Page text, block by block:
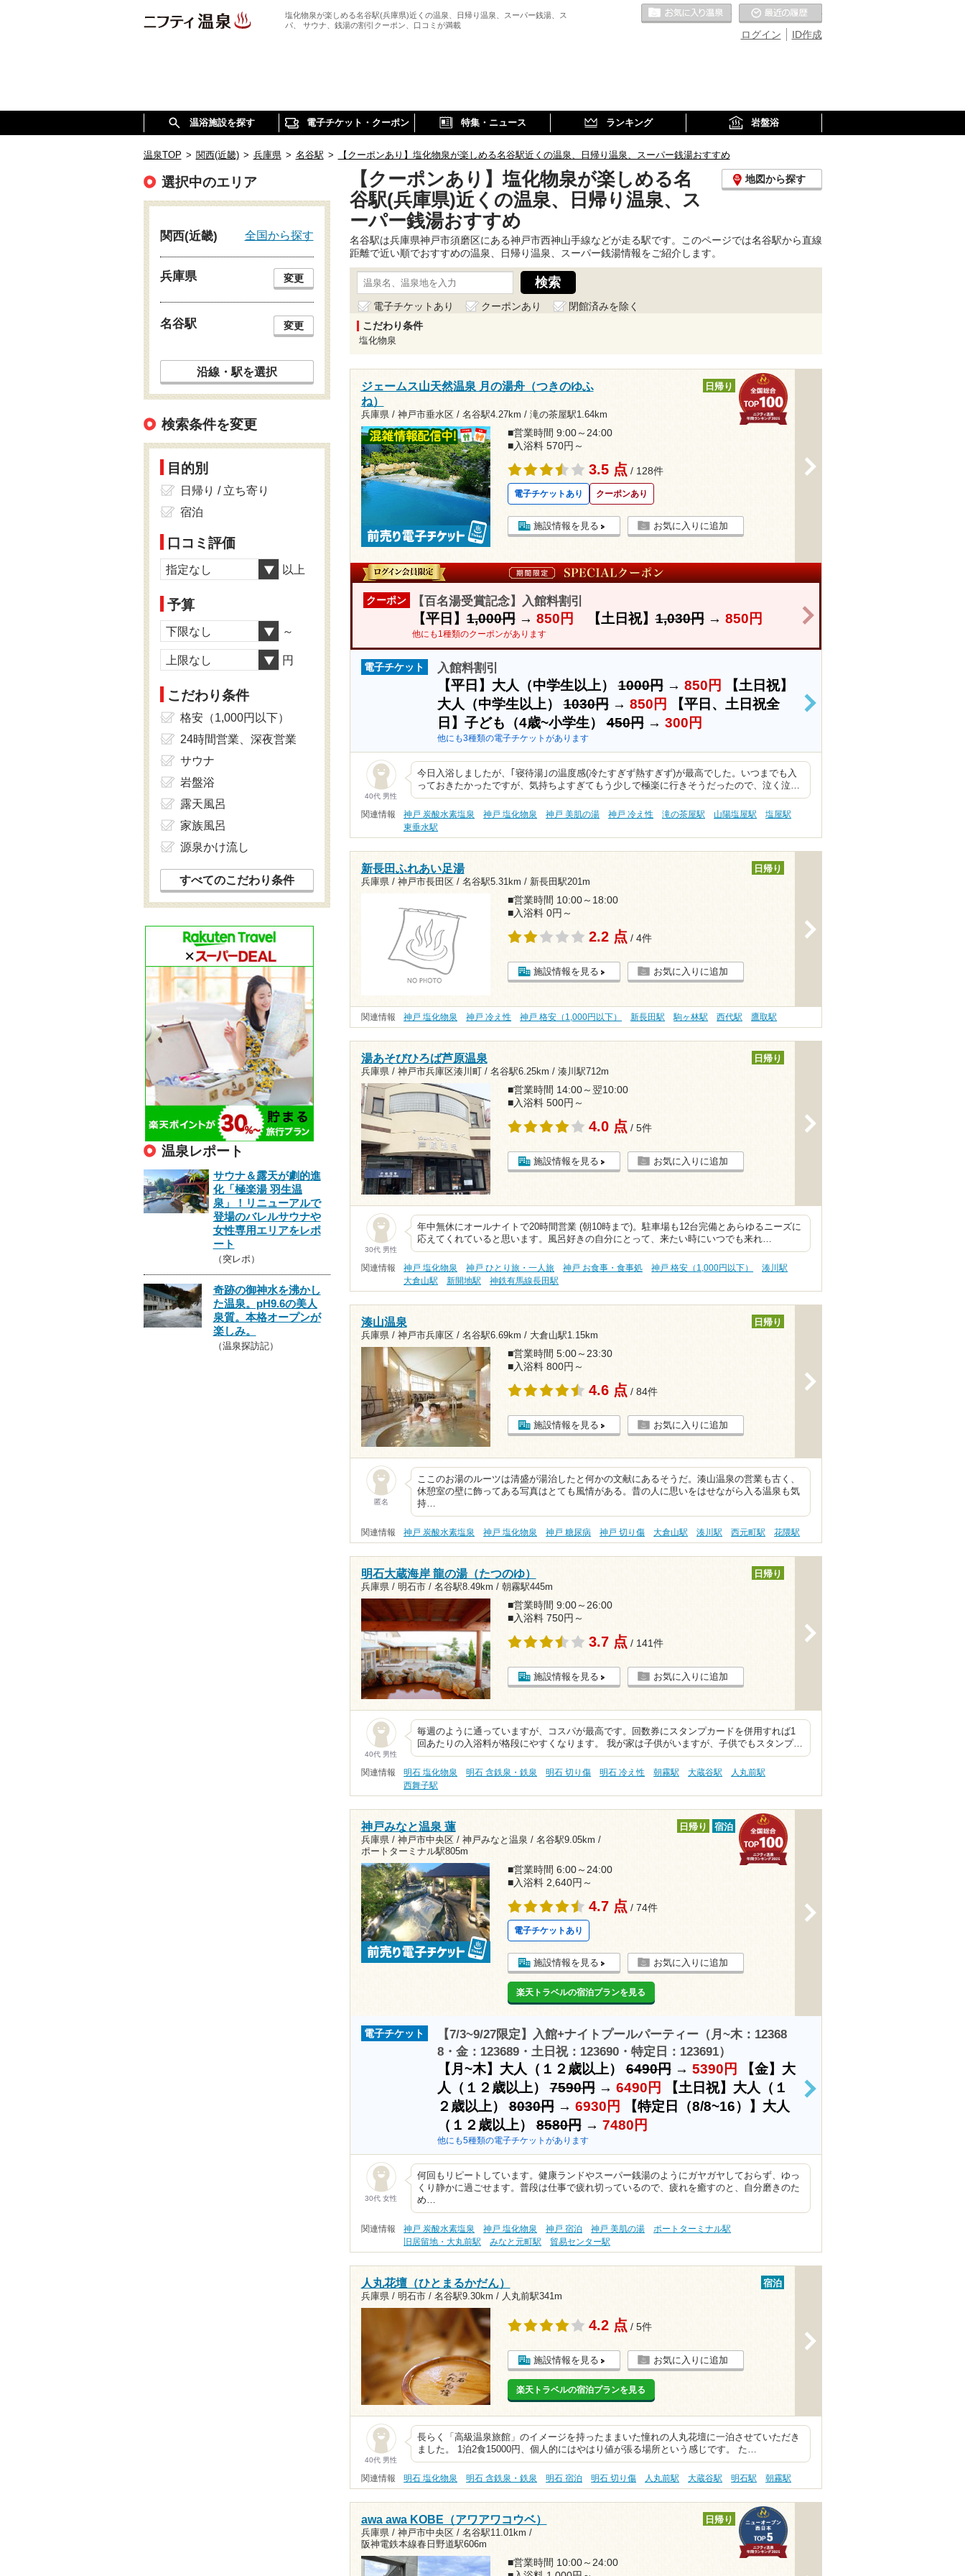
塩化物泉が楽しめる名谷駅(兵庫県)近くの温泉、日帰り温泉、スーパー銭湯、ス
パ、 サウナ、銭湯の割引クーポン、口コミが満載
ID作成
ログイン
お気に入りの温泉
温浴施設を探す 電子チケット・クーポン 特集・ニュース ランキング 岩盤浴
温泉TOP > 関西(近畿) > 兵庫県 > 名谷駅 > 【クーポンあり】塩化物泉が楽しめる名谷駅近くの温泉、日帰り温泉、スーパー銭湯おすすめ
【クーポンあり】塩化物泉が楽しめる名
谷駅(兵庫県)近くの温泉、日帰り温泉、ス
ーパー銭湯おすすめ
地図から探す
名谷駅は兵庫県神戸市須磨区にある神戸市西神山手線などが走る駅です。このページでは名谷駅から直線
距離で近い順でおすすめの温泉、日帰り温泉、スーパー銭湯情報をご紹介します。
電子チケットあり クーポンあり
閉館済みを除く
こだわり条件
塩化物泉
ジェームス山天然温泉 月の湯舟（つきのゆふ
ね）
兵庫県 / 神戸市垂水区 / 名谷駅4.27km / 滝の茶屋駅1.64km
日帰り
■営業時間 9:00～24:00
■入浴料 570円～
3.5 点 / 128件
電子チケットあり クーポンあり
施設情報を見る お気に入りに追加
クーポン 【百名湯受賞記念】入館料割引
【平日】1,000円→ 850円 【土日祝】1,030円→ 850円
他にも1種類のクーポンがあります
電子チケット 入館料割引
【平日】大人（中学生以上）1000円→ 850円
【土日祝】
大人（中学生以上）1030円→ 850円
【平日、土日祝全
日】子ども（4歳~小学生）450円→ 300円
他にも3種類の電子チケットがあります
>
40代 男性
今日入浴しましたが、｢寝待湯｣の温度感(冷たすぎず熱すぎず)が最高でした。いつまでも入
っておきたかったですが、気持ちよすぎてもう少しで極楽に行きそうだったので、泣く泣…
関連情報 神戸 炭酸水素塩泉 神戸 塩化物泉 神戸 美肌の湯 神戸 冷え性 滝の茶屋駅 山陽塩屋駅
塩屋駅
東垂水駅
新長田ふれあい足湯
兵庫県 / 神戸市長田区 / 名谷駅5.31km / 新長田駅201m
日帰り
■営業時間 10:00～18:00
■入浴料 0円～
2.2 点 / 4件
施設情報を見る お気に入りに追加
関連情報 神戸 塩化物泉 神戸 冷え性 神戸 格安（1,000円以下） 新長田駅 駒ヶ林駅 西代駅 鷹取駅
湯あそびひろば芦原温泉
兵庫県 / 神戸市兵庫区湊川町 / 名谷駅6.25km / 湊川駅712m
日帰り
■営業時間 14:00～翌10:00
■入浴料 500円～
4.0 点 / 5件
施設情報を見る お気に入りに追加
30代 男性
年中無休にオールナイトで20時間営業 (朝10時まで)。駐車場も12台完備とあらゆるニーズに
応えてくれていると思います。風呂好きの自分にとって、来たい時にいつでも来れ…
関連情報 神戸 塩化物泉 神戸 ひとり旅・一人旅 神戸 お食事・食事処 神戸 格安（1,000円以下）
湊川駅
大倉山駅
新開地駅 神鉄有馬線長田駅
湊山温泉
兵庫県 / 神戸市兵庫区 / 名谷駅6.69km / 大倉山駅1.15km
日帰り
■営業時間 5:00～23:30
■入浴料 800円～
4.6 点 / 84件
施設情報を見る お気に入りに追加
匿名
ここのお湯のルーツは清盛が湯治したと何かの文献にあるそうだ。湊山温泉の営業も古く、
休憩室の壁に飾ってある写真はとても風情がある。昔の人に思いをはせながら入る温泉も気
持…
関連情報 神戸 炭酸水素塩泉 神戸 塩化物泉 神戸 糖尿病 神戸 切り傷 大倉山駅 湊川駅 西元町駅 花隈駅
明石大蔵海岸 龍の湯（たつのゆ）
兵庫県 / 明石市 / 名谷駅8.49km / 朝霧駅445m
日帰り
■営業時間 9:00～26:00
■入浴料 750円～
3.7 点 / 141件
施設情報を見る お気に入りに追加
40代 男性
毎週のように通っていますが、コスパが最高です。回数券にスタンプカードを併用すれば1
回あたりの入浴料が格段にやすくなります。 我が家は子供がいますが、子供でもスタンプ…
関連情報 明石 塩化物泉 明石 含鉄泉・鉄泉 明石 切り傷 明石 冷え性 朝霧駅 大蔵谷駅
人丸前駅
西舞子駅
神戸みなと温泉 蓮
兵庫県 / 神戸市中央区 / 神戸みなと温泉 / 名谷駅9.05km /
ポートターミナル駅805m
日帰り 宿泊
■営業時間 6:00～24:00
■入浴料 2,640円～
4.7 点 / 74件
電子チケットあり
施設情報を見る お気に入りに追加
楽天トラベルの宿泊プランを見る
電子チケット
【7/3~9/27限定】入館+ナイトプールパーティー（月~木：12368
8・金：123689・土日祝：123690・特定日：123691）
【月~木】大人（１２歳以上）6490円→ 5390円
【金】大
人（１２歳以上）7590円→ 6490円
【土日祝】大人（１
２歳以上）8030円→ 6930円
【特定日（8/8~16）】大人
（１２歳以上）8580円→ 7480円
他にも5種類の電子チケットがあります
>
30代 女性
何回もリピートしています。健康ランドやスーパー銭湯のようにガヤガヤしておらず、ゆっ
くり静かに過ごせます。普段は仕事で疲れ切っているので、疲れを癒すのと、自分磨きのた
め…
関連情報 神戸 炭酸水素塩泉 神戸 塩化物泉 神戸 宿泊 神戸 美肌の湯
ポートターミナル駅
旧居留地・大丸前駅
みなと元町駅 貿易センター駅
人丸花壇（ひとまるかだん）
兵庫県 / 明石市 / 名谷駅9.30km / 人丸前駅341m
宿泊
4.2 点 / 5件
施設情報を見る お気に入りに追加
楽天トラベルの宿泊プランを見る
40代 男性
長らく「高級温泉旅館」のイメージを持ったままいた憧れの人丸花壇に一泊させていただき
ました。 1泊2食15000円、個人的にはやはり値が張る場所という感じです。 た…
関連情報 明石 塩化物泉 明石 含鉄泉・鉄泉 明石 宿泊 明石 切り傷 人丸前駅 大蔵谷駅 明石駅 朝霧駅
awa awa KOBE（アワアワコウベ）
兵庫県 / 神戸市中央区 / 名谷駅11.01km /
阪神電鉄本線春日野道駅606m
日帰り
■営業時間 10:00～24:00
選択中のエリア
関西(近畿) 全国から探す
兵庫県 変更
名谷駅 変更
沿線・駅を選択
検索条件を変更
目的別
日帰り / 立ち寄り
宿泊
口コミ評価
指定なし 以上
予算
下限なし ～
上限なし 円
こだわり条件
格安（1,000円以下）
24時間営業、深夜営業
サウナ
岩盤浴
露天風呂
家族風呂
源泉かけ流し
すべてのこだわり条件
温泉レポート
サウナ＆露天が劇的進
化「極楽湯 羽生温
泉」！リニューアルで
登場のバレルサウナや
女性専用エリアをレポ
ート
（突レポ）
奇跡の御神水を沸かし
た温泉。pH9.6の美人
泉質。本格オープンが
楽しみ。
（温泉探訪記）